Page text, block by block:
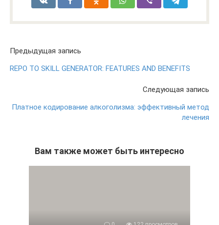
Предыдущая запись
REPO TO SKILL GENERATOR: FEATURES AND BENEFITS
Следующая запись
Платное кодирование алкоголизма: эффективный метод
лечения
Вам также может быть интересно